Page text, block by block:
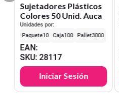
Sujetadores Plásticos
Colores 50 Unid. Auca
Unidades por:
10
100 3000
EAN:
SKU:28117
Iniciar Sesión